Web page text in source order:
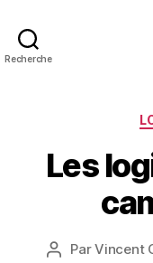
Recherche
Les
Auteur
ParVincent